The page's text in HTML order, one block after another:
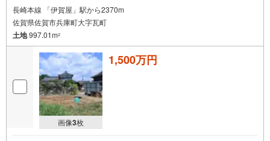
長崎本線 「伊賀屋」駅から2370m
佐賀県佐賀市兵庫町大字瓦町
土地997.01m2
画像3枚
1,500万円